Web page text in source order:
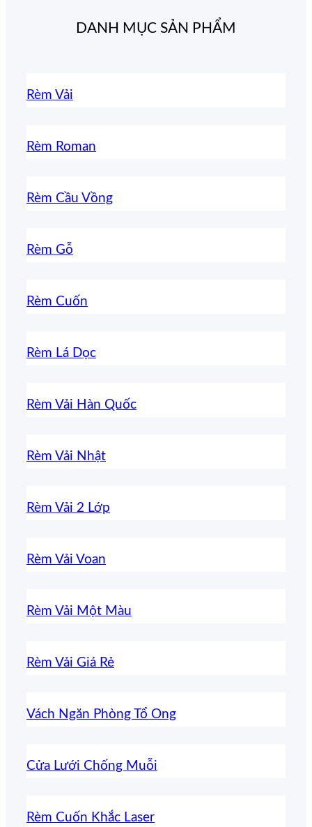
DANH MỤC SẢN PHẨM
Rèm Vải
Rèm Roman
Rèm Cầu Vồng
Rèm Gỗ
Rèm Cuốn
Rèm Lá Dọc
Rèm Vải Hàn Quốc
Rèm Vải Nhật
Rèm Vải 2 Lớp
Rèm Vải Voan
Rèm Vải Một Màu
Rèm Vải Giá Rẻ
Vách Ngăn Phòng Tổ Ong
Cửa Lưới Chống Muỗi
Rèm Cuốn Khắc Laser